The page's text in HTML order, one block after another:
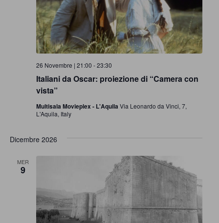
i
R
i
c
e
c
a
e
v
i
s
t
N
z
i
o
Italiani da Oscar: proiezione di “Camera con
vista”
26 Novembre | 21:00 -23:30
Multisala Movieplex - L'Aquila Via Leonardo da Vinci, 7,
L'Aquila, Italy
Dicembre 2026
MER
9